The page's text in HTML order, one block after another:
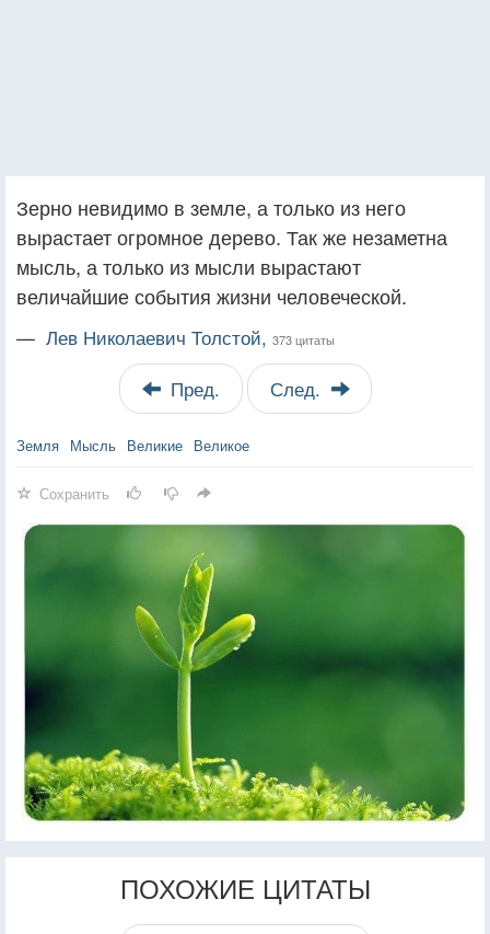
Зерно невидимо в земле, а только из него
вырастает огромное дерево. Так же незаметна
мысль, а только из мысли вырастают
величайшие события жизни человеческой.
— Лев Николаевич Толстой, 373 цитаты
Пред. След.
Земля Мысль Великие Великое
Сохранить
ПОХОЖИЕ ЦИТАТЫ